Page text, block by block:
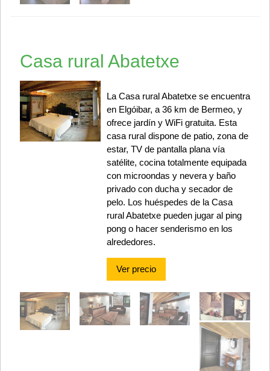
Casa rural Abatetxe
La Casa rural Abatetxe se encuentra
en Elgóibar, a 36 km de Bermeo, y
ofrece jardín y WiFi gratuita. Esta
casa rural dispone de patio, zona de
estar, TV de pantalla plana vía
satélite, cocina totalmente equipada
con microondas y nevera y baño
privado con ducha y secador de
pelo. Los huéspedes de la Casa
rural Abatetxe pueden jugar al ping
pong o hacer senderismo en los
alrededores.
Ver precio